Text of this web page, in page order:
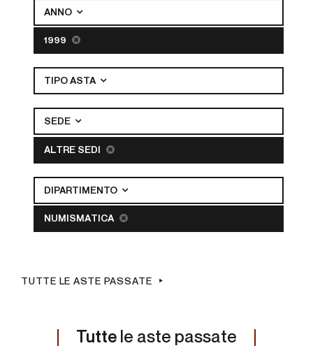
ANNO
1999
TIPO ASTA
SEDE
ALTRE SEDI
DIPARTIMENTO
NUMISMATICA
TUTTE LE ASTE PASSATE
Tutte le aste passate